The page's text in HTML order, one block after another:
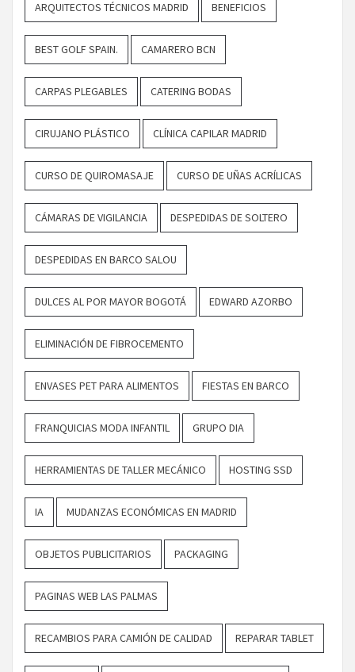
ARQUITECTOS TÉCNICOS MADRID BENEFICIOS
BEST GOLF SPAIN. CAMARERO BCN
CARPAS PLEGABLES CATERING BODAS
CIRUJANO PLÁSTICO CLÍNICA CAPILAR MADRID
CURSO DE QUIROMASAJE CURSO DE UÑAS ACRÍLICAS
CÁMARAS DE VIGILANCIA DESPEDIDAS DE SOLTERO
DESPEDIDAS EN BARCO SALOU
DULCES AL POR MAYOR BOGOTÁ EDWARD AZORBO
ELIMINACIÓN DE FIBROCEMENTO
ENVASES PET PARA ALIMENTOS FIESTAS EN BARCO
FRANQUICIAS MODA INFANTIL GRUPO DIA
HERRAMIENTAS DE TALLER MECÁNICO HOSTING SSD
IA MUDANZAS ECONÓMICAS EN MADRID
OBJETOS PUBLICITARIOS PACKAGING
PAGINAS WEB LAS PALMAS
RECAMBIOS PARA CAMIÓN DE CALIDAD REPARAR TABLET